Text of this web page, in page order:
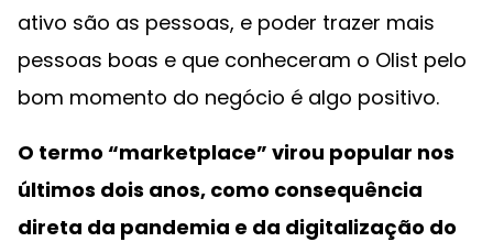
ativo são as pessoas, e poder trazer mais
pessoas boas e que conheceram o Olist pelo
bom momento do negócio é algo positivo.
O termo “marketplace” virou popular nos
últimos dois anos, como consequência
direta da pandemia e da digitalização do